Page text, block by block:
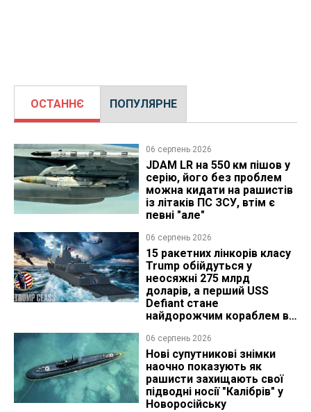
ОСТАННЄ ПОПУЛЯРНЕ
06 серпень 2026
JDAM LR на 550 км пішов у
серію, його без проблем
можна кидати на рашистів
із літаків ПС ЗСУ, втім є
певні "але"
06 серпень 2026
15 ракетних лінкорів класу
Trump обійдуться у
неосяжні 275 млрд
доларів, а перший USS
Defiant стане
найдорожчим кораблем в
06 серпень 2026
Нові супутникові знімки
наочно показують як
рашисти захищають свої
підводні носії "Калібрів" у
Новоросійську